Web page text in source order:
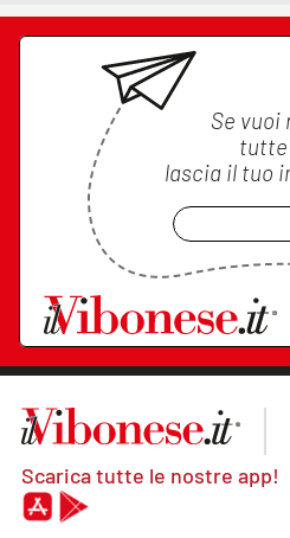
Se
tutte
lascia il tuo
Scarica tutte le nostre app!